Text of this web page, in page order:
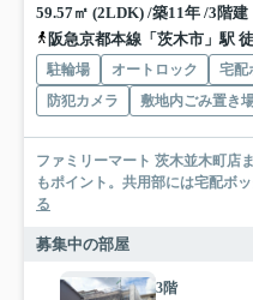
59.57㎡ (2LDK) /築11年 /3階建
阪急京都本線「茨木市」駅
駐輪場 オートロック 宅配
防犯カメラ
敷地内ごみ置き
ファミリーマート 茨木並木町店
もポイント。共用部には宅配ボ
る
募集中の部屋
3階